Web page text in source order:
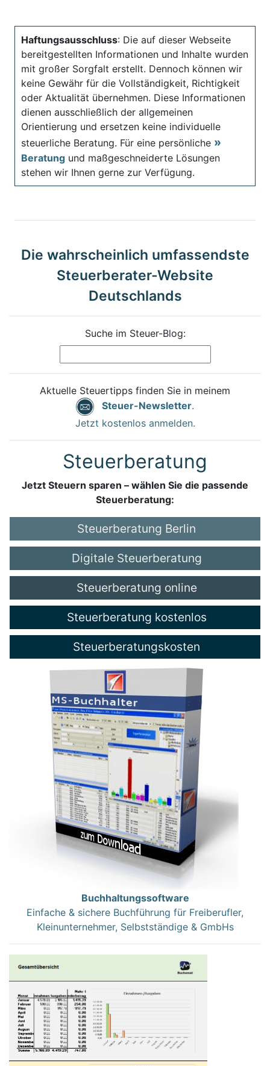
Haftungsausschluss: Die auf dieser Webseite
bereitgestellten Informationen und Inhalte wurden
mit großer Sorgfalt erstellt. Dennoch können wir
keine Gewähr für die Vollständigkeit, Richtigkeit
oder Aktualität übernehmen. Diese Informationen
dienen ausschließlich der allgemeinen
Orientierung und ersetzen keine individuelle
steuerliche Beratung. Für eine persönliche
Beratung und maßgeschneiderte Lösungen
stehen wir Ihnen gerne zur Verfügung.
Die wahrscheinlich umfassendste
Steuerberater-Website
Deutschlands
Suche im Steuer-Blog:
Aktuelle Steuertipps finden Sie in meinem
Steuer-Newsletter.
Jetzt kostenlos anmelden.
Steuerberatung
Jetzt Steuern sparen – wählen Sie die passende
Steuerberatung:
Steuerberatung Berlin
Digitale Steuerberatung
Steuerberatung online
Steuerberatung kostenlos
Steuerberatungskosten
Buchhaltungssoftware
Einfache & sichere Buchführung für Freiberufler,
Kleinunternehmer, Selbstständige & GmbHs